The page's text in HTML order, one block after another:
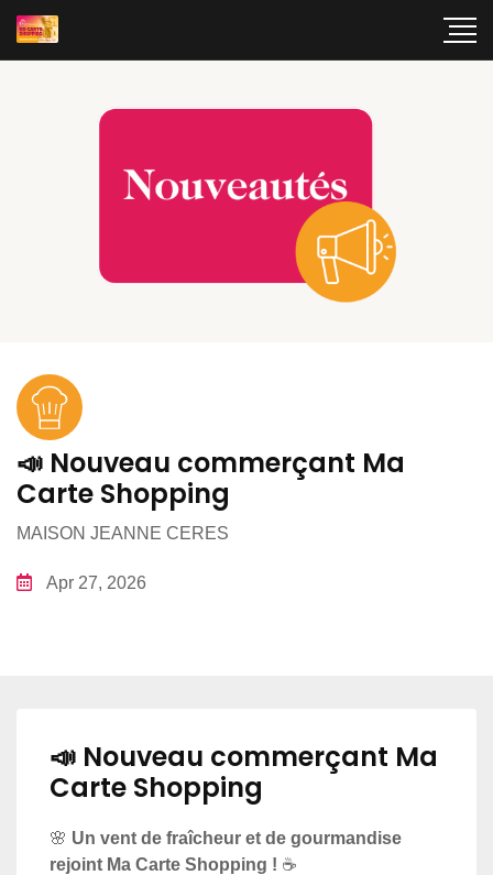
📣 Nouveau commerçant Ma
Carte Shopping
MAISON JEANNE CERES
Apr 27, 2026
📣 Nouveau commerçant Ma
Carte Shopping
🌸 Un vent de fraîcheur et de gourmandise
rejoint Ma Carte Shopping ! ☕